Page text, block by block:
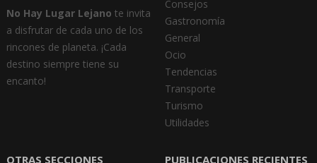
No Hay Lugar Lejano te invita
a disfrutar de cada uno de los
rincones de planeta. ¡Cada
destino siempre tiene su
encanto!
Consejos
Gastronomía
General
Ocio
Tendencias
Transporte
Turismo
Utilidades
OTRAS SECCIONES PUBLICACIONES RECIENTES